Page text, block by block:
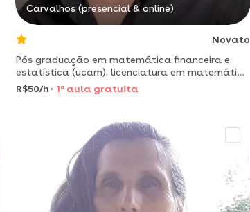
Carvalhos (presencial & online)
Novato
Pós graduação em matemática financeira e
estatística (ucam). licenciatura em matemática
pela cesep. atuando há mais de 10 anos na rede
R$50/h 1 a aula gratuita